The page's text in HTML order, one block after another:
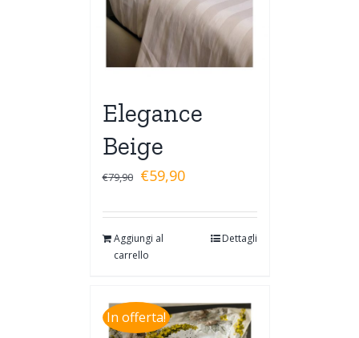
Elegance
Beige
€79,90 €59,90
Aggiungi al
carrello
Dettagli
In offerta!